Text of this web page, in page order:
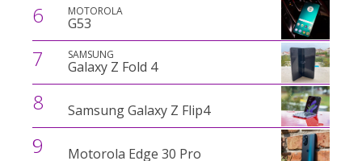
6 MOTOROLA
G53
7 SAMSUNG
Galaxy Z Fold 4
8 Samsung Galaxy Z Flip4
9 Motorola Edge 30 Pro